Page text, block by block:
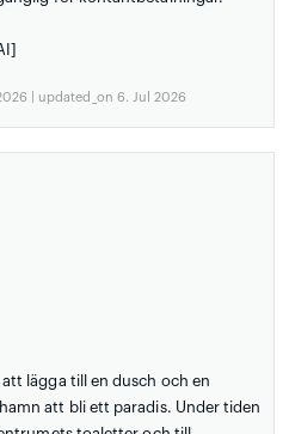
| updated_on 6. Jul 2026
lägga till en dusch och en
att bli ett paradis. Under tiden